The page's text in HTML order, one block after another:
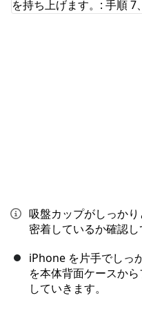
吸盤カップがしっか
密着しているか確認し
iPhone を片手でしっ
を本体背面ケースか
していきます。